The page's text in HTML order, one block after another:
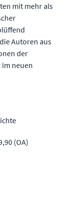
mit mehr als
Autoren aus
der
neuen
(OA)